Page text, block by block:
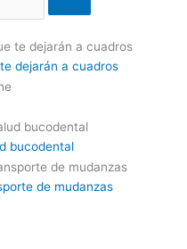
dejarán a cuadros
bucodental
de mudanzas